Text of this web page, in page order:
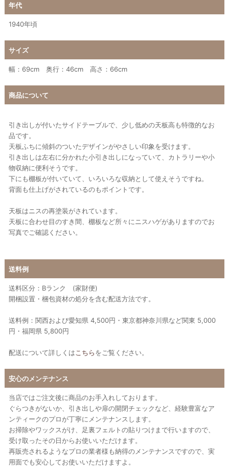
年代
1940年頃
サイズ
幅：69cm 奥行：46cm 高さ：66cm
商品について
引き出しが付いたサイドテーブルで、少し低めの天板高も特徴的なお
品です。
天板ふちに傾斜のついたデザインがやさしい印象を受けます。
引き出しは左右に分かれた小引き出しになっていて、カトラリーや小
物収納に便利そうです。
下にも棚板が付いていて、いろいろな収納として使えそうですね。
背面も仕上げがされているのもポイントです。
天板はニスの再塗装がされています。
天板に合わせ目のすき間、棚板など所々にニスハゲがありますのでお
写真でご確認ください。
送料例
送料区分：Bランク (家財便)
開梱設置・梱包資材の処分を含む配送方法です。
送料例：関西および愛知県 4,500円・東京都神奈川県など関東 5,000
円・福岡県 5,800円
配送について詳しくは こちらをご覧ください。
安心のメンテナンス
当店ではご注文後に商品のお手入れしております。
ぐらつきがないか、引き出しや扉の開閉チェックなど、経験豊富なア
ンティークのプロが丁寧にメンテナンスします。
お掃除やワックスがけ、足裏フェルトの貼りつけまで行いますので、
受け取ったその日からお使いいただけます。
再販売されるようなプロの業者様も納得のメンテナンスですので、実
用面でも安心してお使いいただけますよ。